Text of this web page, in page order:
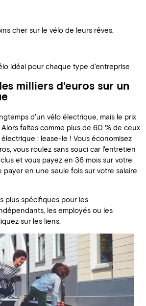
cher sur le vélo de leurs rêves.
idéal pour chaque type d'entreprise
milliers d'euros sur un
d'un vélo électrique, mais le prix
faites comme plus de 60 % de ceux
: lease-le ! Vous économisez
vous roulez sans souci car l'entretien
et vous payez en 36 mois sur votre
payer en une seule fois sur votre salaire
plus spécifiques pour les
les employés ou les
sur les liens.